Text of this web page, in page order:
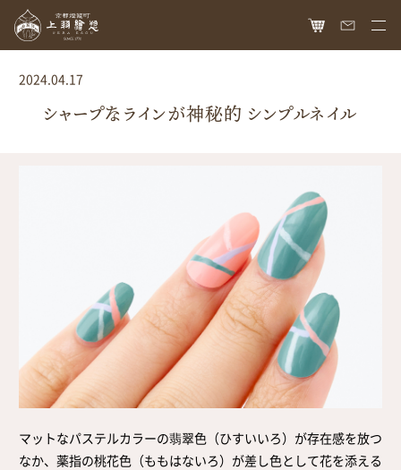
HOME
オンラインショップ
京花舞
胡粉石鹸
瑞々
爪美容液
日本画作品帖
白狐通信
会社概要
想い
歴史
取扱店舗
お問い合わせ
カタログ請求
個人情報保護
サイト規約
サイトマップ
2024.04.17
シャープなラインが神秘的 シンプルネイル
マットなパステルカラーの翡翠色（ひすいいろ）が存在感を放つ
なか、薬指の桃花色（ももはないろ）が差し色として花を添える